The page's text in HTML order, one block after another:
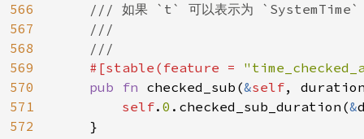
566
567
568
569
570
571
572
/// 如果 `t` 可以表示为 `SystemTime`
    ///
    ///
#[stable(feature =
pub fn checked_sub(&self,
self. 0 .checked_sub_duration(&
    }